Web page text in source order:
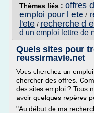
Thèmes liés : offres
emploi pour l ete /
l'ete / recherche d
d un emploi lettre de
Quels sites pour
reussirmavie.net
Vous cherchez un
chercher des offres.
des sites emploi ? Tous
avoir quelques repères
"Au début de ma